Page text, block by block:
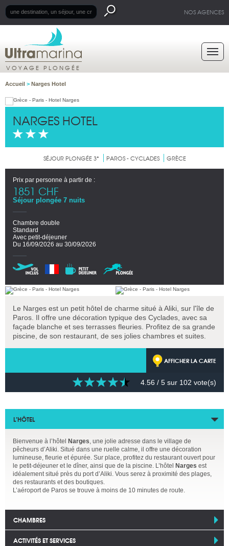
NOS AGENCES
VOYAGE PLONGÉE
Accueil > Narges Hotel
NARGES HOTEL
SÉJOUR PLONGÉE 3* PAROS - CYCLADES GRÈCE
Prix par personne à partir de :
1851 CHF
Séjour plongée 7 nuits
Chambre double
Standard
Avec petit-déjeuner
Du 16/09/2026 au 30/09/2026
Le Narges est un petit hôtel de charme situé à Aliki, sur l'île de
Paros. Il offre une décoration typique des Cyclades, avec sa
façade blanche et ses terrasses fleuries. Profitez de sa grande
piscine, de son restaurant, de ses jolies chambres et suites.
AFFICHER LA CARTE
4.56 / 5 sur 102 vote(s)
L’HÔTEL
Bienvenue à l’hôtel Narges, une jolie adresse dans le village de
pêcheurs d’Aliki. Situé dans une ruelle calme, il offre une décoration
lumineuse, fleurie et épurée. Sur place, profitez du restaurant ouvert pour
le petit-déjeuner et le dîner, ainsi que de la piscine. L’hôtel
Narges est
idéalement situé près du port d’Aliki. Vous serez à proximité des plages,
des restaurants et des boutiques.
L’aéroport de Paros se trouve à moins de 10 minutes de route.
CHAMBRES
ACTIVITÉS ET SERVICES